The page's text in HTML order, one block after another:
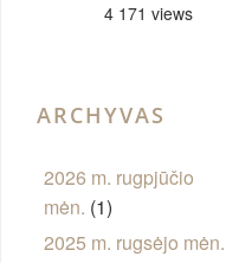
4 171 views
ARCHYVAS
2026 m. rugpjūčio
mėn. (1)
2025 m. rugsėjo mėn.